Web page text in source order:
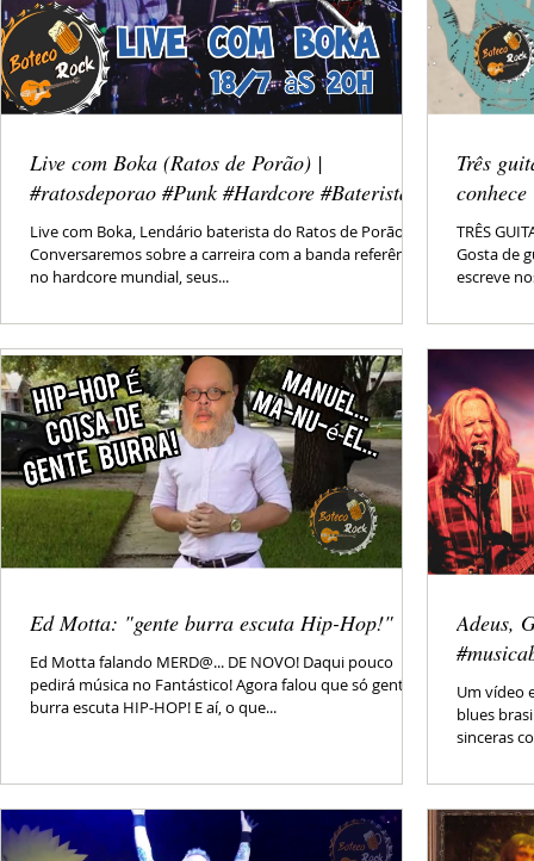
Live com Boka (Ratos de Porão) |
#ratosdeporao #Punk #Hardcore #Baterista
Live com Boka, Lendário baterista do Ratos de Porão!
Conversaremos sobre a carreira com a banda referência
no hardcore mundial, seus...
Três
TRÊS
Gosta de
escreve
Ed Motta: "gente burra escuta Hip-Hop!"
Ed Motta falando MERD@... DE NOVO! Daqui pouco
pedirá música no Fantástico! Agora falou que só gente
burra escuta HIP-HOP! E aí, o que...
Adeus,
Um vídeo
blues
sinceras